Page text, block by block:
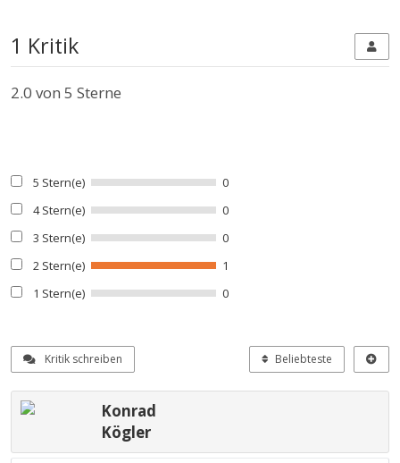
1 Kritik
2.0 von 5 Sterne
5 Stern(e)
0
4 Stern(e)
0
3 Stern(e)
0
2 Stern(e)
1
1 Stern(e)
0
Kritik schreiben Beliebteste
Konrad
Kögler